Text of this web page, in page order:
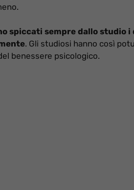
spiccati sempre dallo studio
. Gli studiosi hanno così
benessere psicologico.